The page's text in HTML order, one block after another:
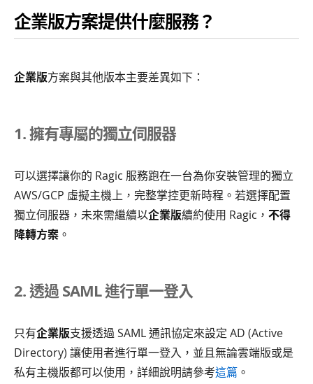
企業版方案提供什麼服務？
企業版方案與其他版本主要差異如下：
1. 擁有專屬的獨立伺服器
可以選擇讓你的 Ragic 服務跑在一台為你安裝管理的獨立
AWS/GCP 虛擬主機上，完整掌控更新時程。若選擇配置
獨立伺服器，未來需繼續以企業版續約使用 Ragic， 不得
降轉方案 。
2. 透過 SAML 進行單一登入
只有企業版支援透過 SAML 通訊協定來設定 AD (Active
Directory) 讓使用者進行單一登入，並且無論雲端版或是
私有主機版都可以使用，詳細說明請參考這篇 。